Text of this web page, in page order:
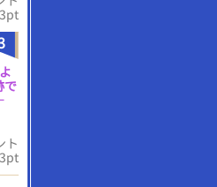
で
ト